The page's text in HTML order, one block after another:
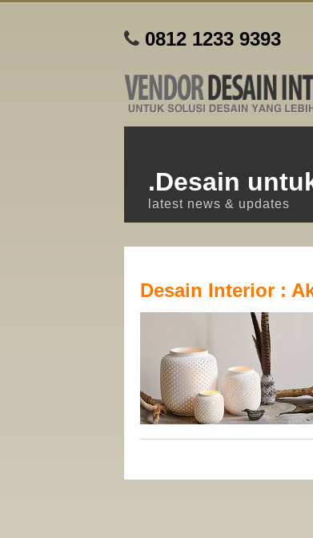
0812 1233 9393
.Desain
latest news & updates
Desain Interior :